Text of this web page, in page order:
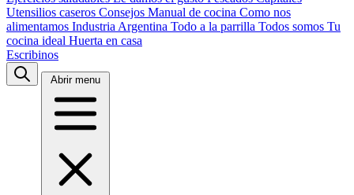
Utensilios caseros Consejos Manual de cocina Como nos
alimentamos Industria Argentina Todo a la parrilla Todos somos Tu
cocina ideal Huerta en casa
Escribinos
Abrir menu